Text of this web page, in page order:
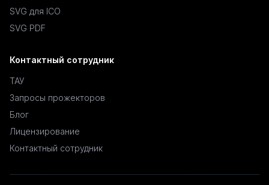
SVG для ICO
SVG PDF
Контактный сотрудник
ТАУ
Запросы прожекторов
Блог
Лицензирование
Контактный сотрудник